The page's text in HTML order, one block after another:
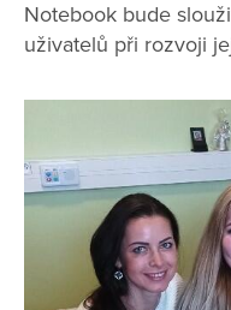
Notebook bude
uživatelů při rozvoji